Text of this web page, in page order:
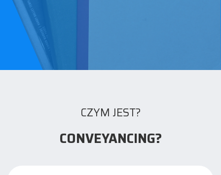
CZYM JEST?
CONVEYANCING?